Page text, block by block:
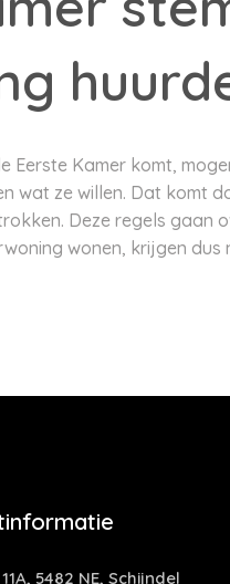
Eerste Kamer komt,
wat ze willen. Dat komt
Deze regels gaan
wonen, krijgen dus
5482 NE, Schijndel